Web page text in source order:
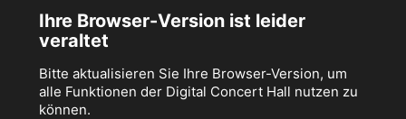
Ihre Browser-Version ist leider
veraltet
Bitte aktualisieren Sie Ihre Browser-Version, um
alle Funktionen der Digital Concert Hall nutzen zu
können.